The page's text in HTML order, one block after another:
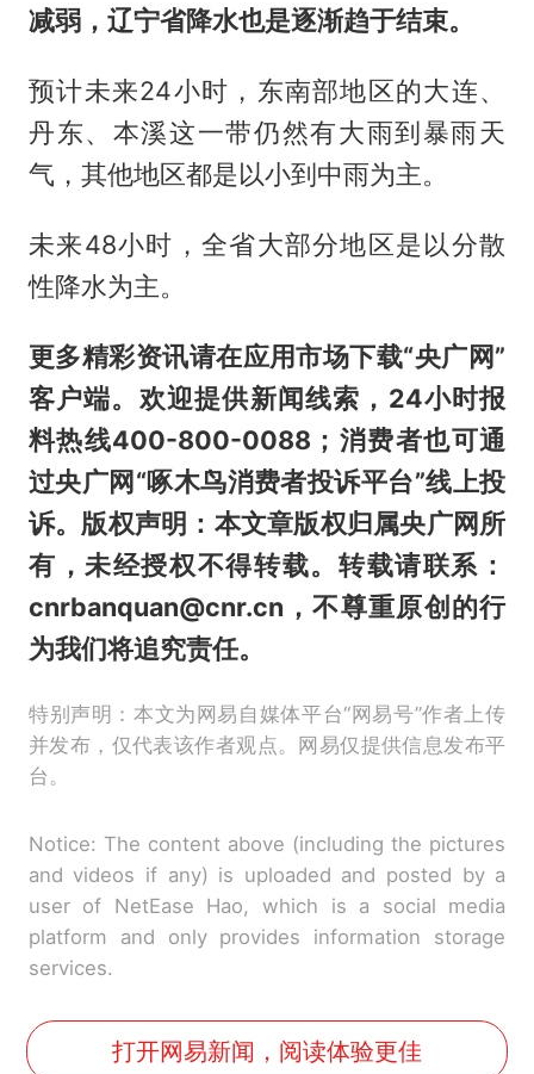
减弱，辽宁省降水也是逐渐趋于结束。
预计未来24小时，东南部地区的大连、
丹东、本溪这一带仍然有大雨到暴雨天
气，其他地区都是以小到中雨为主。
未来48小时，全省大部分地区是以分散
性降水为主。
更多精彩资讯请在应用市场下载“央广网”
客户端。欢迎提供新闻线索，24小时报
料热线400-800-0088；消费者也可通
过央广网“啄木鸟消费者投诉平台”线上投
诉。版权声明：本文章版权归属央广网所
有，未经授权不得转载。转载请联系：
cnrbanquan@cnr.cn，不尊重原创的行
为我们将追究责任。
特别声明：本文为网易自媒体平台“网易号”作者上传
并发布，仅代表该作者观点。网易仅提供信息发布平
台。
Notice: The content above (including the pictures
and videos if any) is uploaded and posted by a
user of NetEase Hao, which is a social media
platform and only provides information storage
services.
打开网易新闻，阅读体验更佳